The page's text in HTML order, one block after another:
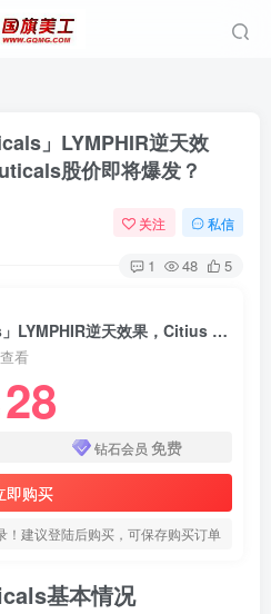
」LYMPHIR逆天效
股价即将爆发？
关注 私信
1 48 5
「Citius Pharmaceuticals」LYMPHIR逆天效果，Citius Pharmaceuticals股价即将爆发？
看
28
钻石会员 免费
即购买
！建议登陆后购买，可保存购买订单
基本情况